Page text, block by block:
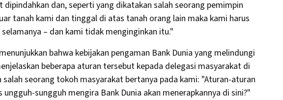
dan, seperti yang dikatakan salah seorang pemimpin
tanah kami dan tinggal di atas tanah orang lain maka kami harus
– dan kami tidak menginginkan itu."
bahwa kebijakan pengaman Bank Dunia yang melindungi
beberapa aturan tersebut kepada delegasi masyarakat di
seorang tokoh masyarakat bertanya pada kami: "Aturan-aturan
sungguh mengira Bank Dunia akan menerapkannya di sini?"